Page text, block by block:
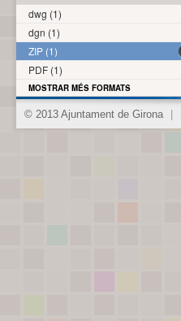
dwg (1)
dgn (1)
ZIP (1)
PDF (1)
MOSTRAR MÉS FORMATS
© 2013 Ajuntament de Girona